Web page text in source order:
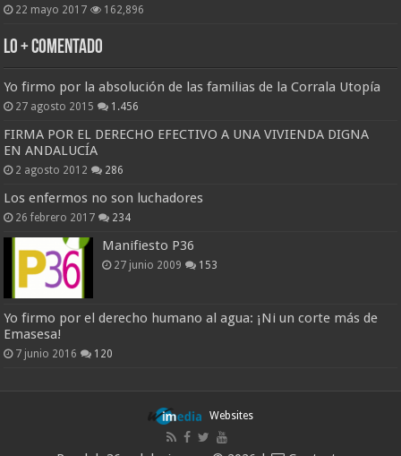
22 mayo 2017 162,896
Lo + Comentado
Yo firmo por la absolución de las familias de la Corrala Utopía
27 agosto 2015 1.456
FIRMA POR EL DERECHO EFECTIVO A UNA VIVIENDA DIGNA
EN ANDALUCÍA
2 agosto 2012 286
Los enfermos no son luchadores
26 febrero 2017 234
Manifiesto P36
27 junio 2009 153
Yo firmo por el derecho humano al agua: ¡Ni un corte más de
Emasesa!
7 junio 2016 120
Websites